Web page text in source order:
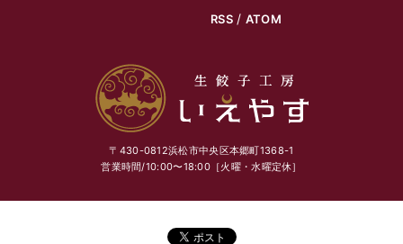
RSS/ ATOM
〒430-0812浜松市中央区本郷町1368-1
営業時間/10:00〜18:00［火曜・水曜定休］